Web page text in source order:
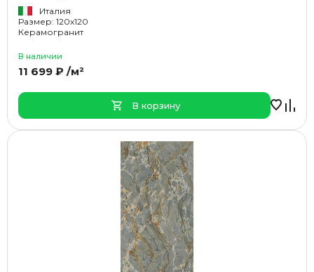
Италия
Размер: 120x120
Керамогранит
В наличии
11 699 ₽ /м²
В корзину